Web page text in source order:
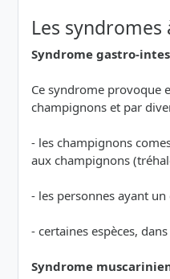
Les
Syndrome gastro-
Ce syndrome provoque
champignons et par
- les champignons
aux champignons
- les personnes ayant
- certaines espèces,
Syndrome